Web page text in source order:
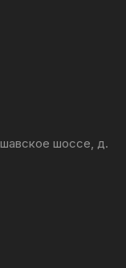
шоссе, д.